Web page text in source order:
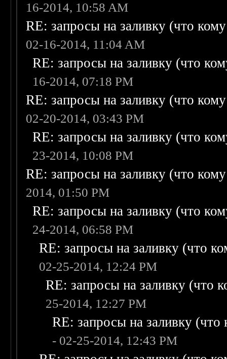
16-2014, 10:58 AM
RE: запросы на заливку (что
02-16-2014, 11:04 AM
RE: запросы на заливку (что
16-2014, 07:18 PM
RE: запросы на заливку (что
02-20-2014, 03:43 PM
RE: запросы на заливку (что
23-2014, 10:08 PM
RE: запросы на заливку (что
2014, 01:50 PM
RE: запросы на заливку (что
24-2014, 06:58 PM
RE: запросы на заливку (что
02-25-2014, 12:24 PM
RE: запросы на заливку (что
25-2014, 12:27 PM
RE: запросы на заливку
- 02-25-2014, 12:43 PM